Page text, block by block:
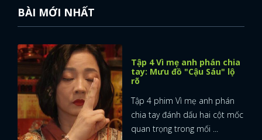
BÀI MỚI NHẤT
Tập 4 Vì mẹ anh phán chia
tay: Mưu đồ "Cậu Sáu" lộ
rõ
Tập 4 phim Vì mẹ anh phán
chia tay đánh dấu hai cột mốc
quan trọng trong mối ...